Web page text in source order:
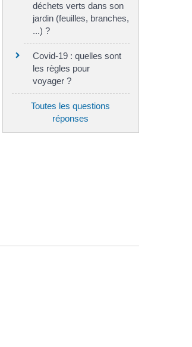
déchets verts dans son
jardin (feuilles, branches,
...) ?
Covid-19 : quelles sont
les règles pour
voyager ?
Toutes les questions
réponses